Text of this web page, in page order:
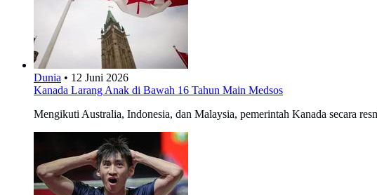
Dunia • 12 Juni 2026
Kanada Larang Anak di Bawah 16 Tahun Main Medsos
Mengikuti Australia, Indonesia, dan Malaysia, pemerintah Kanada secara